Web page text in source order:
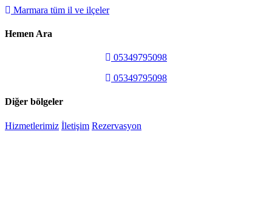
Marmara tüm il ve ilçeler
Hemen Ara
05349795098
05349795098
Diğer bölgeler
Hizmetlerimiz İletişim Rezervasyon